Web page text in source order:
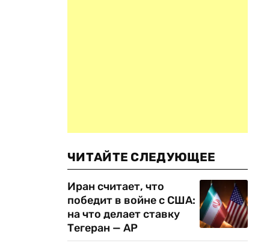
ЧИТАЙТЕ СЛЕДУЮЩЕЕ
Иран считает, что
победит в войне с США:
на что делает ставку
Тегеран — AP